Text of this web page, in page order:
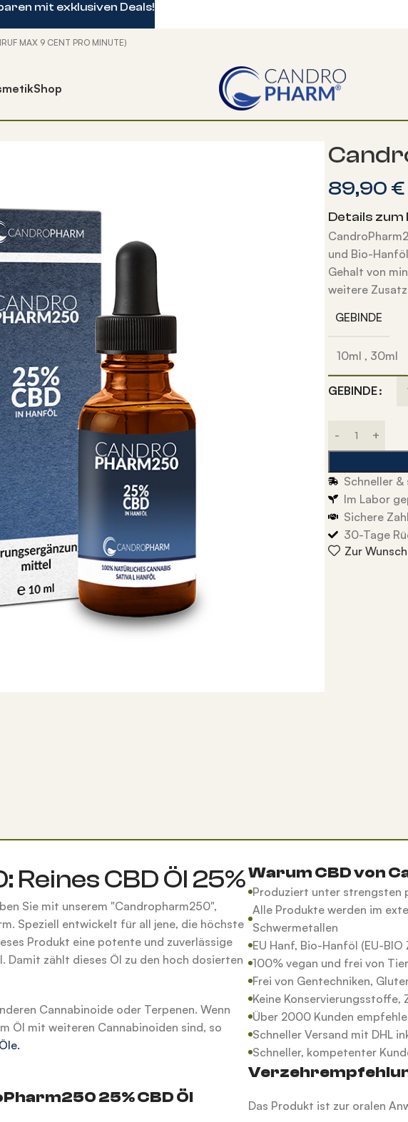
MAX 9 CENT PRO MINUTE)
Shop
– 25% CBD Öl
89,90 €
Details zum
und Bio-
Gehalt von
weitere
GEBINDE
10ml , 30ml
GEBINDE
Schneller &
Im Labor
Sichere
30-Tage
Zur
CBD Öl 25%
Sie mit unserem "Candropharm250",
Speziell entwickelt für all jene, die höchste
Produkt eine potente und zuverlässige
Damit zählt dieses Öl zu den hoch dosierten
Cannabinoide oder Terpenen. Wenn
Öl mit weiteren Cannabinoiden sind, so
25% CBD Öl
Warum CBD von
Produziert unter strengsten
Alle Produkte werden im
Schwermetallen
EU Hanf, Bio-Hanföl (EU-
100% vegan und frei von
Frei von Gentechniken,
Keine
Über 2000 Kunden
Schneller Versand mit DHL
Schneller, kompetenter
Das Produkt ist zur oralen
mit exklusiven Deals!